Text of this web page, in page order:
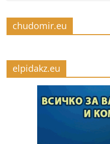
chudomir.eu
elpidakz.eu